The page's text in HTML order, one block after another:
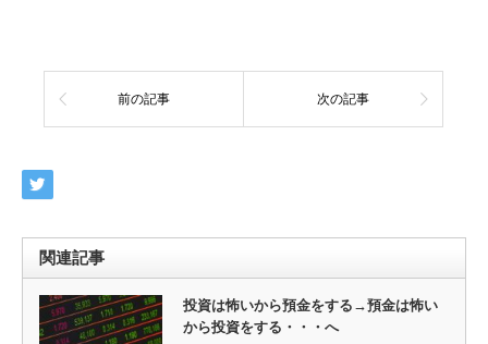
前の記事 次の記事
関連記事
投資は怖いから預金をする→預金は怖い
から投資をする・・・へ